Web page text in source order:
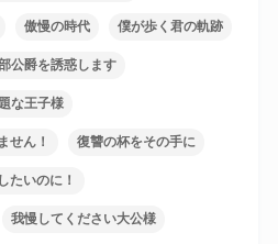
傲慢の時代 僕が歩く君の軌跡
公爵を誘惑します
な王子様
せん！ 復讐の杯をその手に
たいのに！
我慢してください大公様